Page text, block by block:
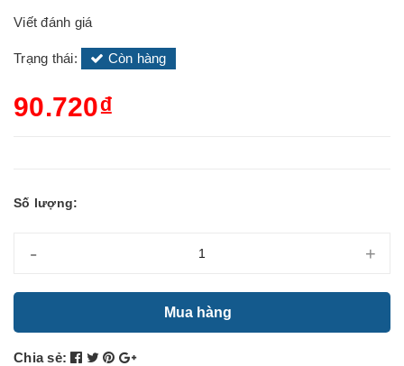
Viết đánh giá
Trạng thái: Còn hàng
90.720₫
Số lượng:
- +
Mua hàng
Chia sẻ: